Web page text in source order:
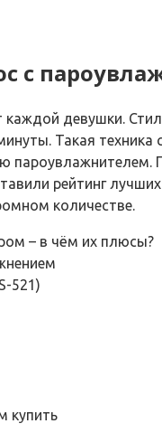
с
девушки.
Такая
рейтинг
количестве.
– в чём их плюсы?
521)
купить